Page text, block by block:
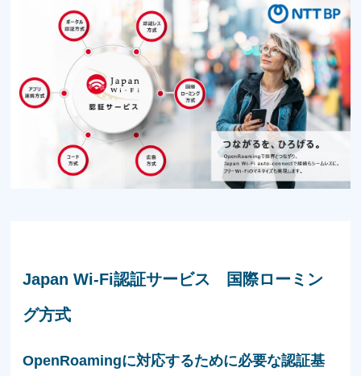
Japan Wi-Fi認証サービス 国際ローミン
グ方式
OpenRoamingに対応するために必要な認証基